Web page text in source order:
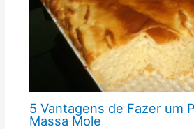
5 Vantagens de Fazer um
Massa Mole